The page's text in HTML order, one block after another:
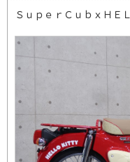
ＳｕｐｅｒＣｕｂｘＨＥ